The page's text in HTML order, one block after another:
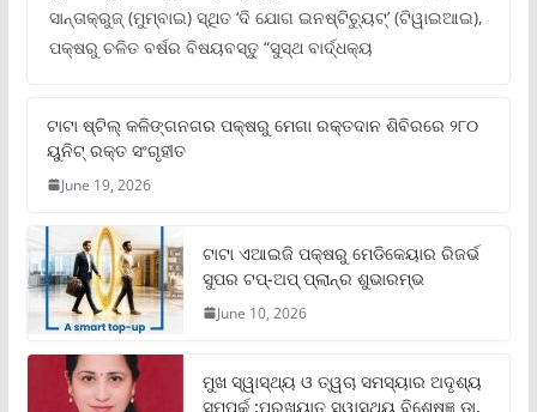
ସାନ୍ତାକ୍ରୁଜ୍ (ମୁମ୍ବାଇ) ସ୍ଥିତ ‘ଦି ଯୋଗ ଇନଷ୍ଟିଚ୍ୟୁଟ୍‌’ (ଟିୱାଇଆଇ),
ପକ୍ଷରୁ ଚଳିତ ବର୍ଷର ବିଷୟବସ୍ତୁ “ସୁସ୍ଥ ବାର୍ଦ୍ଧକ୍ୟ
ଟାଟା ଷ୍ଟିଲ୍‌ କଳିଙ୍ଗନଗର ପକ୍ଷରୁ ମେଗା ରକ୍ତଦାନ ଶିବିରରେ ୨୮୦
ୟୁନିଟ୍‌ ରକ୍ତ ସଂଗୃହୀତ
June 19, 2026
ଟାଟା ଏଆଇଜି ପକ୍ଷରୁ ମେଡିକେୟାର ରିଜର୍ଭ
ସୁପର ଟପ୍‌-ଅପ୍ ପ୍ଲାନ୍‌ର ଶୁଭାରମ୍ଭ
June 10, 2026
ମୁଖ ସ୍ୱାସ୍ଥ୍ୟ ଓ ତ୍ୱଚା ସମସ୍ୟାର ଅଦୃଶ୍ୟ
ସମ୍ପର୍କ :ପ୍ରଖ୍ୟାତ ସ୍ୱାସ୍ଥ୍ୟ ବିଶେଷଜ୍ଞ ଡା.